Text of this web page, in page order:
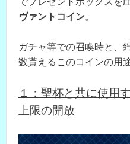
ヴァントコイン。
ガチャ等での召喚時と、
数貰えるこのコインの用途
１：聖杯と共に使用
上限の開放